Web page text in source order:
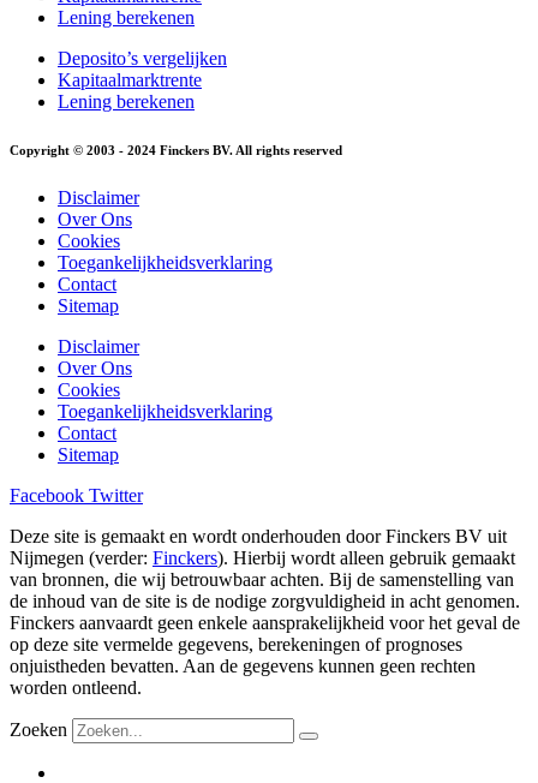
Lening berekenen
Deposito’s vergelijken
Kapitaalmarktrente
Lening berekenen
Copyright © 2003 - 2024 Finckers BV. All rights reserved
Disclaimer
Over Ons
Cookies
Toegankelijkheidsverklaring
Contact
Sitemap
Disclaimer
Over Ons
Cookies
Toegankelijkheidsverklaring
Contact
Sitemap
Facebook Twitter
Deze site is gemaakt en wordt onderhouden door Finckers BV uit
Nijmegen (verder: Finckers). Hierbij wordt alleen gebruik gemaakt
van bronnen, die wij betrouwbaar achten. Bij de samenstelling van
de inhoud van de site is de nodige zorgvuldigheid in acht genomen.
Finckers aanvaardt geen enkele aansprakelijkheid voor het geval de
op deze site vermelde gegevens, berekeningen of prognoses
onjuistheden bevatten. Aan de gegevens kunnen geen rechten
worden ontleend.
Zoeken